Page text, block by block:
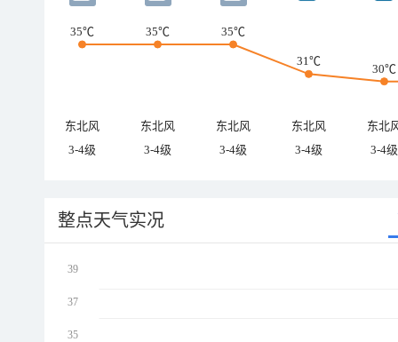
35℃ 35℃ 35℃
31℃
30℃
东北风 东北风 东北风 东北风
东北
3-4级
3-4级 3-4级 3-4级 3-4级
整点天气实况
39
37
35